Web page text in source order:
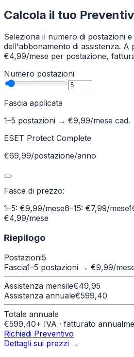
Calcola il tuo
Seleziona il numero di postazioni
dell'abbonamento di assistenza. A
€4,99/mese per postazione,
Numero postazioni
Fascia applicata
1–5 postazioni → €9,99/mese cad.
ESET Protect Complete
€69,99/postazione/anno
Fasce di prezzo:
1–5: €9,99/mese6–15: €7,99/mese
€4,99/mese
Riepilogo
Postazioni5
Fascia1–5 postazioni → €9,99/
Assistenza mensile€49,95
Assistenza annuale€599,40
Totale annuale
€599,40+ IVA · fatturato
Richiedi Preventivo
Dettagli sui prezzi →